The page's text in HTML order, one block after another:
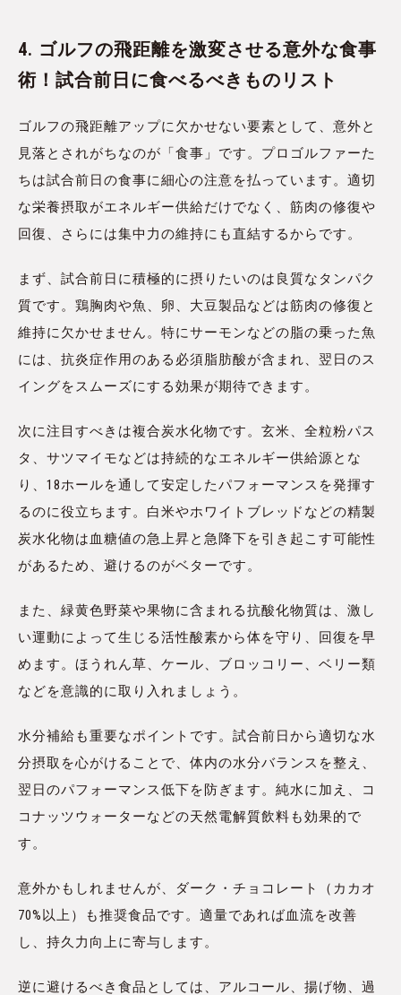
4. ゴルフの飛距離を激変させる意外な食事
術！試合前日に食べるべきものリスト
ゴルフの飛距離アップに欠かせない要素として、意外と
見落とされがちなのが「食事」です。プロゴルファーた
ちは試合前日の食事に細心の注意を払っています。適切
な栄養摂取がエネルギー供給だけでなく、筋肉の修復や
回復、さらには集中力の維持にも直結するからです。
まず、試合前日に積極的に摂りたいのは良質なタンパク
質です。鶏胸肉や魚、卵、大豆製品などは筋肉の修復と
維持に欠かせません。特にサーモンなどの脂の乗った魚
には、抗炎症作用のある必須脂肪酸が含まれ、翌日のス
イングをスムーズにする効果が期待できます。
次に注目すべきは複合炭水化物です。玄米、全粒粉パス
タ、サツマイモなどは持続的なエネルギー供給源とな
り、18ホールを通して安定したパフォーマンスを発揮す
るのに役立ちます。白米やホワイトブレッドなどの精製
炭水化物は血糖値の急上昇と急降下を引き起こす可能性
があるため、避けるのがベターです。
また、緑黄色野菜や果物に含まれる抗酸化物質は、激し
い運動によって生じる活性酸素から体を守り、回復を早
めます。ほうれん草、ケール、ブロッコリー、ベリー類
などを意識的に取り入れましょう。
水分補給も重要なポイントです。試合前日から適切な水
分摂取を心がけることで、体内の水分バランスを整え、
翌日のパフォーマンス低下を防ぎます。純水に加え、コ
コナッツウォーターなどの天然電解質飲料も効果的で
す。
意外かもしれませんが、ダーク・チョコレート（カカオ
70%以上）も推奨食品です。適量であれば血流を改善
し、持久力向上に寄与します。
逆に避けるべき食品としては、アルコール、揚げ物、過